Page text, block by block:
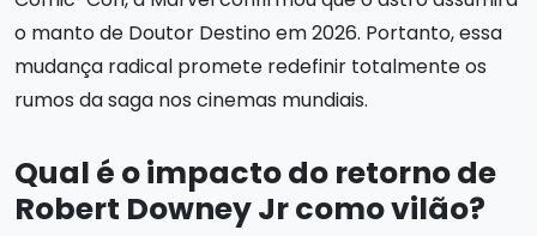
o manto de Doutor Destino em 2026. Portanto, essa
mudança radical promete redefinir totalmente os
rumos da saga nos cinemas mundiais.
Qual é o impacto do retorno de
Robert Downey Jr como vilão?